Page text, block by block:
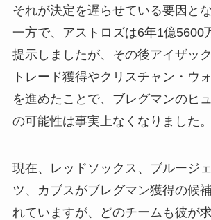
それが決定を遅らせている要因と
一方で、アストロズは6年1億5600
提示しましたが、その後アイザッ
トレード獲得やクリスチャン・ウ
を進めたことで、ブレグマンのヒ
の可能性は事実上なくなりました。
現在、レッドソックス、ブルージ
ツ、カブスがブレグマン獲得の候
れていますが、どのチームも彼が